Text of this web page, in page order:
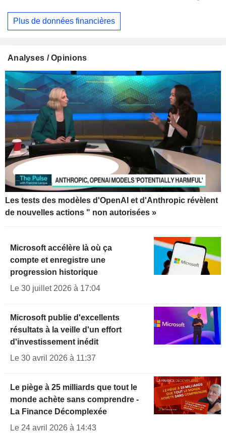
Plus de données financières
Analyses / Opinions
Les tests des modèles d'OpenAI et d'Anthropic révèlent
de nouvelles actions " non autorisées »
Microsoft accélère là où ça
compte et enregistre une
progression historique
Le 30 juillet 2026 à 17:04
Microsoft publie d'excellents
résultats à la veille d'un effort
d'investissement inédit
Le 30 avril 2026 à 11:37
Le piège à 25 milliards que tout le
monde achète sans comprendre -
La Finance Décomplexée
Le 24 avril 2026 à 14:43